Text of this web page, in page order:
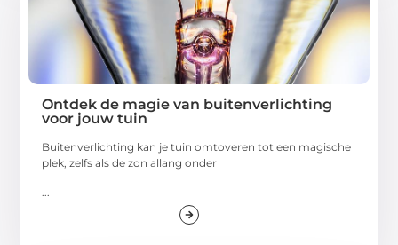
Ontdek de magie van buitenverlichting
voor jouw tuin
Buitenverlichting kan je tuin omtoveren tot een magische
plek, zelfs als de zon allang onder